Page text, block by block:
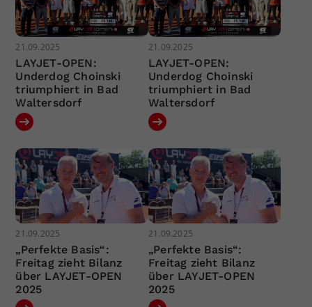
21.09.2025
LAYJET-OPEN:
Underdog Choinski
triumphiert in Bad
Waltersdorf
21.09.2025
LAYJET-OPEN:
Underdog Choinski
triumphiert in Bad
Waltersdorf
21.09.2025
„Perfekte Basis“:
Freitag zieht Bilanz
über LAYJET-OPEN
2025
21.09.2025
„Perfekte Basis“:
Freitag zieht Bilanz
über LAYJET-OPEN
2025